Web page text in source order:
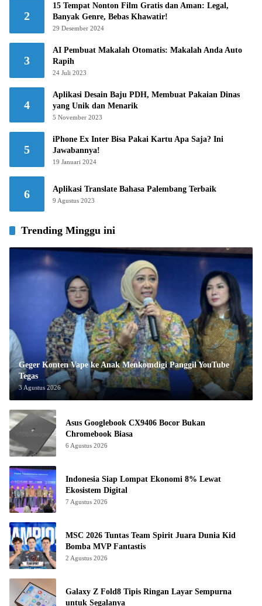
2
15 Tempat Nonton Film Gratis dan Aman: Legal,
Banyak Genre, Bebas Khawatir!
29 Desember 2024
3
AI Pembuat Makalah Otomatis: Makalah Anda Auto
Rapih
24 Juli 2023
4
Aplikasi Desain Baju PDH, Membuat Pakaian Dinas
yang Unik dan Menarik
5 November 2023
5
iPhone Ex Inter Bisa Pakai Kartu Apa Saja? Ini
Jawabannya!
19 Januari 2024
6 Aplikasi Translate Bahasa Palembang Terbaik
9 Agustus 2023
Trending Minggu ini
Geger Konten Vape ke Anak Menkomdigi Panggil YouTube
Tegas
3 Agustus 2026
Asus Googlebook CX9406 Bocor Bukan
Chromebook Biasa
6 Agustus 2026
Indonesia Siap Lompat Ekonomi 8% Lewat
Ekosistem Digital
7 Agustus 2026
MSC 2026 Tuntas Team Spirit Juara Dunia Kid
Bomba MVP Fantastis
2 Agustus 2026
Galaxy Z Fold8 Tipis Ringan Layar Sempurna
untuk Segalanya